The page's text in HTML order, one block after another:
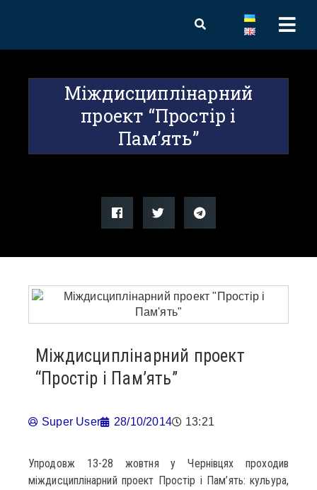
Міждисциплінарний
проект “Простір і
Пам’ять”
Міждисциплінарний проект
“Простір і Пам’ять”
Super User 28/10/2014 13:21
Упродовж 13-28 жовтня у Чернівцях проходив
міждисциплінарний проект Простір і Пам’ять: кульура,